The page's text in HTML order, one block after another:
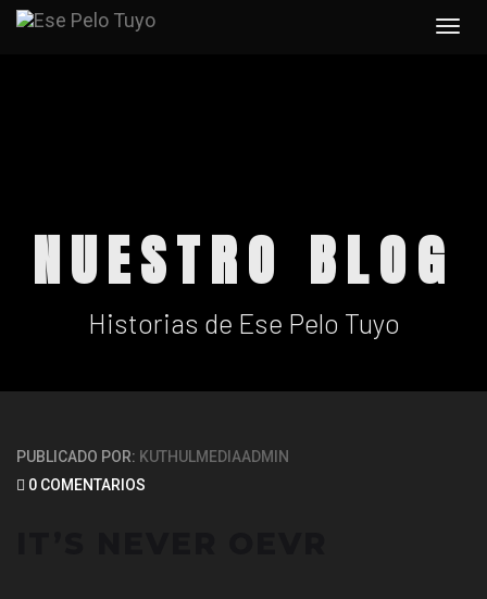
NUESTRO BLOG
Historias de Ese Pelo Tuyo
PUBLICADO POR: KUTHULMEDIAADMIN
0 COMENTARIOS